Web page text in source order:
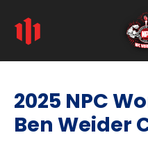
2025 NPC
Ben Weider